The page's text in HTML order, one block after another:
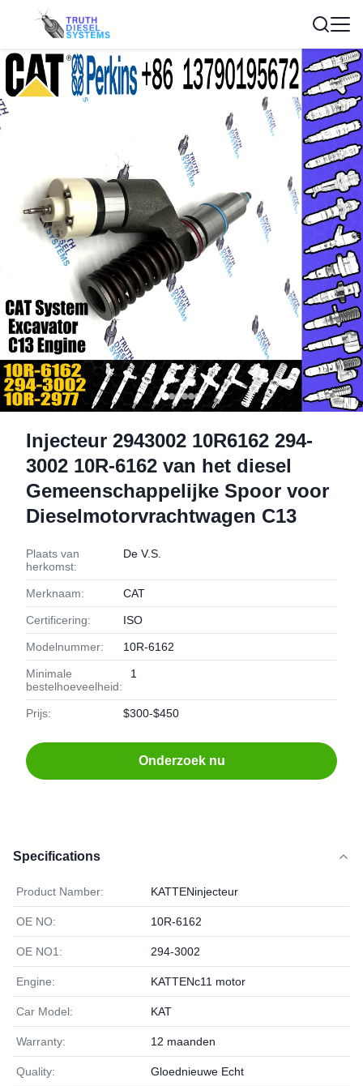
Injecteur 2943002 10R6162 294-
3002 10R-6162 van het diesel
Gemeenschappelijke Spoor voor
Dieselmotorvrachtwagen C13
Plaats van
herkomst:
De V.S.
Merknaam: CAT
Certificering: ISO
Modelnummer: 10R-6162
Minimale
bestelhoeveelheid:
1
Prijs: $300-$450
Onderzoek nu
Specifications
Product Namber: KATTENinjecteur
OE NO: 10R-6162
OE NO1: 294-3002
Engine: KATTENc11 motor
Car Model: KAT
Warranty: 12 maanden
Quality: Gloednieuwe Echt